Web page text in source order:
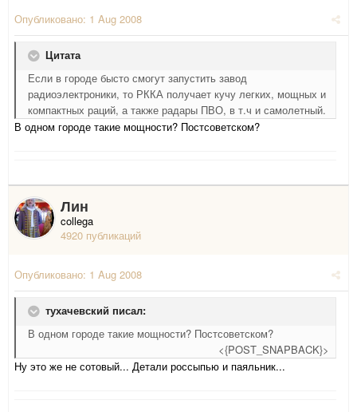
Опубликовано: 1 Aug 2008
Цитата
Если в городе бысто смогут запустить завод
радиоэлектроники, то РККА получает кучу легких, мощных и
компактных раций, а также радары ПВО, в т.ч и самолетный.
В одном городе такие мощности? Постсоветском?
Лин
collega
4920 публикаций
Опубликовано: 1 Aug 2008
тухачевский писал:
В одном городе такие мощности? Постсоветском?
<{POST_SNAPBACK}>
Ну это же не сотовый... Детали россыпью и паяльник...